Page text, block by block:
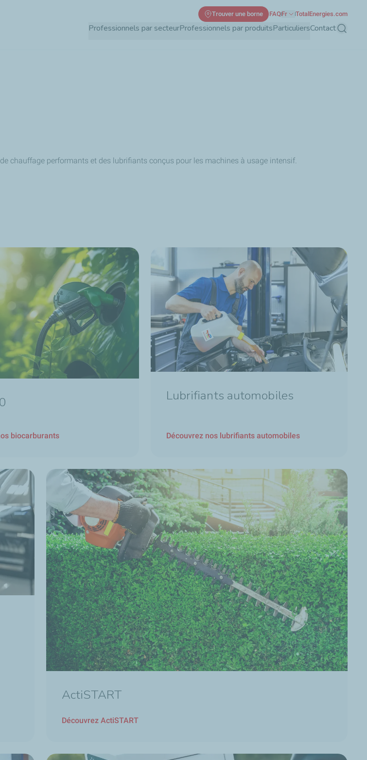
Professionnels par secteurProfessionnels par produitsParticuliersContact
Trouver une borne FAQFr TotalEnergies.com
chauffage performants et des lubrifiants conçus pour les machines à usage intensif.
biocarburants
Lubrifiants automobiles
Découvrez nos lubrifiants automobiles
ActiSTART
Découvrez ActiSTART